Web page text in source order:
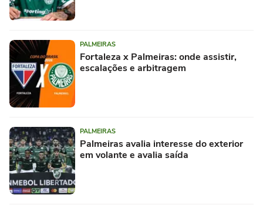
PALMEIRAS
Fortaleza x Palmeiras: onde assistir,
escalações e arbitragem
PALMEIRAS
Palmeiras avalia interesse do exterior
em volante e avalia saída